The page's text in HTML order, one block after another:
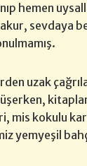
hemen
sevdaya
uzak
mis kokulu
yemyeşil